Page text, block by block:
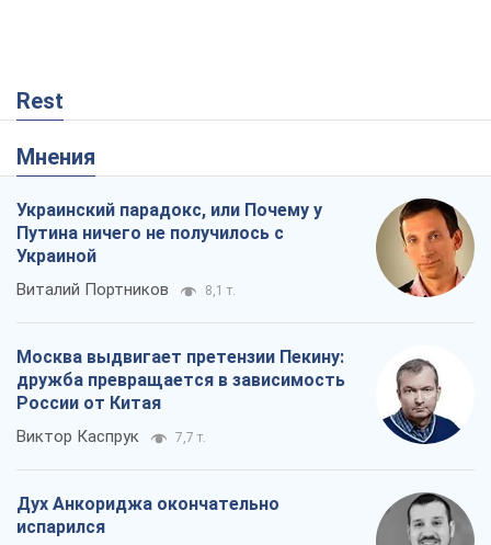
Rest
Мнения
Украинский парадокс, или Почему у
Путина ничего не получилось с
Украиной
Виталий Портников 8,1 т.
Москва выдвигает претензии Пекину:
дружба превращается в зависимость
России от Китая
Виктор Каспрук 7,7 т.
Дух Анкориджа окончательно
испарился